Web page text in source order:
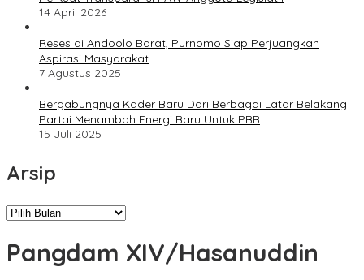
14 April 2026
Reses di Andoolo Barat, Purnomo Siap Perjuangkan
Aspirasi Masyarakat
7 Agustus 2025
Bergabungnya Kader Baru Dari Berbagai Latar Belakang
Partai Menambah Energi Baru Untuk PBB
15 Juli 2025
Arsip
Arsip
Pangdam XIV/Hasanuddin